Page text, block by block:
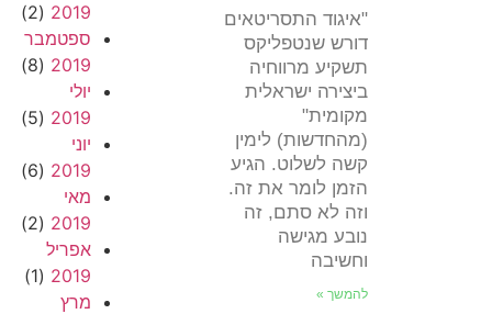
"איגוד התסריטאים
דורש שנטפליקס
תשקיע מרווחיה
ביצירה ישראלית
מקומית"
(מהחדשות) לימין
קשה לשלוט. הגיע
הזמן לומר את זה.
וזה לא סתם, זה
נובע מגישה
וחשיבה
להמשך »
2019
(2)
ספטמבר
2019
(8)
יולי
2019
(5)
יוני
2019
(6)
מאי
2019
(2)
אפריל
2019
(1)
מרץ